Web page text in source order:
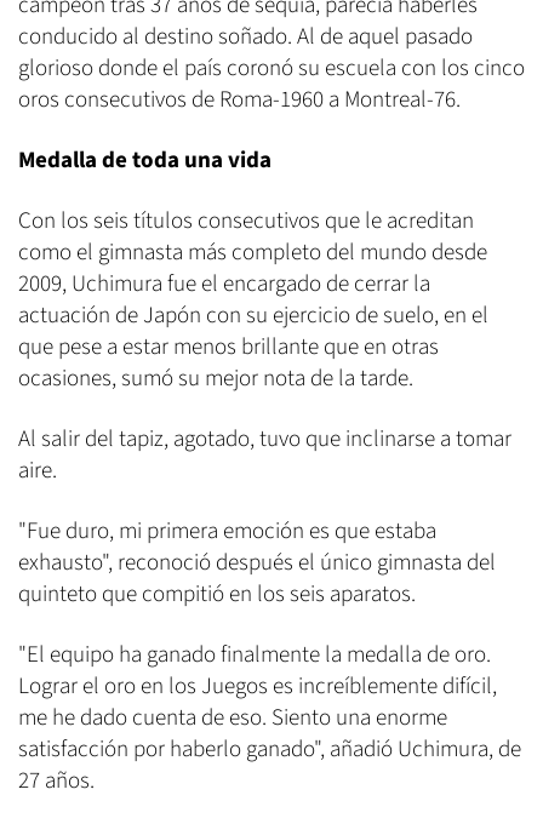
conducido al destino soñado. Al de aquel pasado
glorioso donde el país coronó su escuela con los cinco
oros consecutivos de Roma-1960 a Montreal-76.
Medalla de toda una vida
Con los seis títulos consecutivos que le acreditan
como el gimnasta más completo del mundo desde
2009, Uchimura fue el encargado de cerrar la
actuación de Japón con su ejercicio de suelo, en el
que pese a estar menos brillante que en otras
ocasiones, sumó su mejor nota de la tarde.
Al salir del tapiz, agotado, tuvo que inclinarse a tomar
aire.
"Fue duro, mi primera emoción es que estaba
exhausto", reconoció después el único gimnasta del
quinteto que compitió en los seis aparatos.
"El equipo ha ganado finalmente la medalla de oro.
Lograr el oro en los Juegos es increíblemente difícil,
me he dado cuenta de eso. Siento una enorme
satisfacción por haberlo ganado", añadió Uchimura, de
27 años.